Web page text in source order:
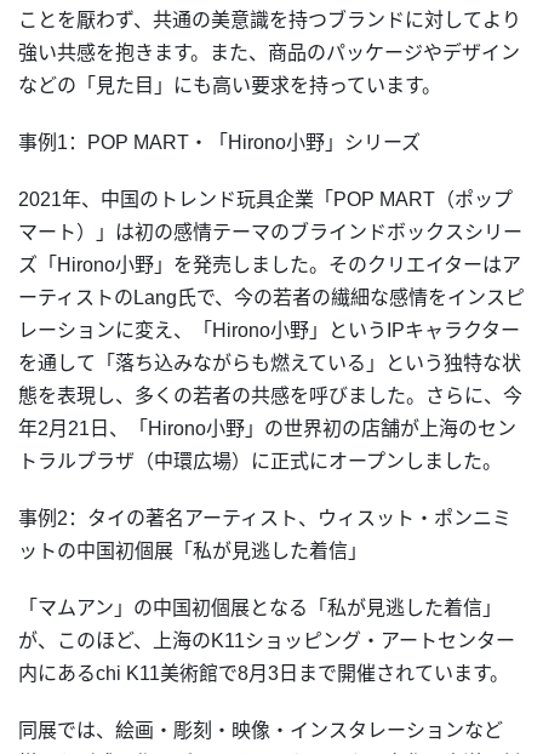
ことを厭わず、共通の美意識を持つブランドに対してより
強い共感を抱きます。また、商品のパッケージやデザイン
などの「見た目」にも高い要求を持っています。
事例1：POP MART・「Hirono小野」シリーズ
2021年、中国のトレンド玩具企業「POP MART（ポップ
マート）」は初の感情テーマのブラインドボックスシリー
ズ「Hirono小野」を発売しました。そのクリエイターはア
ーティストのLang氏で、今の若者の繊細な感情をインスピ
レーションに変え、「Hirono小野」というIPキャラクター
を通して「落ち込みながらも燃えている」という独特な状
態を表現し、多くの若者の共感を呼びました。さらに、今
年2月21日、「Hirono小野」の世界初の店舗が上海のセン
トラルプラザ（中環広場）に正式にオープンしました。
事例2：タイの著名アーティスト、ウィスット・ポンニミ
ットの中国初個展「私が見逃した着信」
「マムアン」の中国初個展となる「私が見逃した着信」
が、このほど、上海のK11ショッピング・アートセンター
内にあるchi K11美術館で8月3日まで開催されています。
同展では、絵画・彫刻・映像・インスタレーションなど